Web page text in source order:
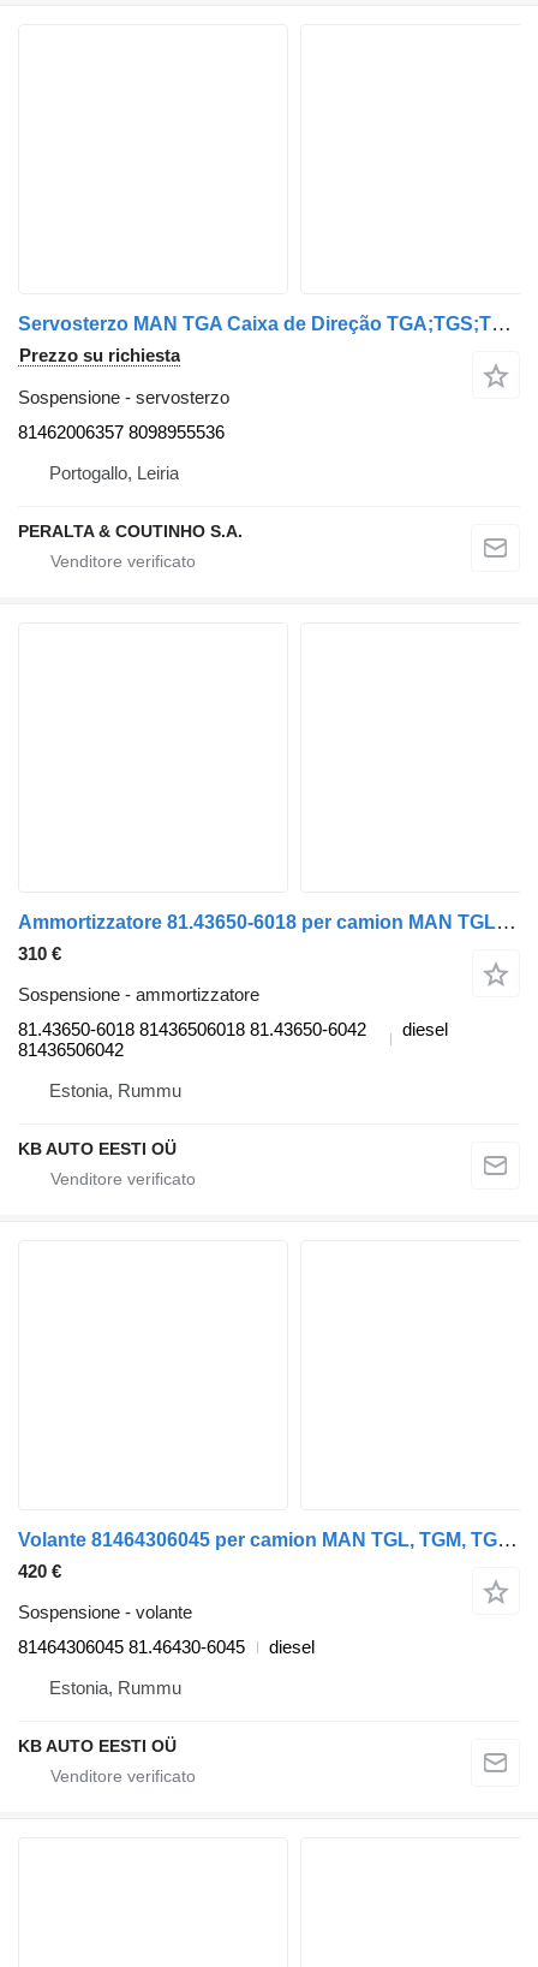
Servosterzo MAN TGA Caixa de Direção TGA;TGS;TGX 81462006357 per camion
Prezzo su richiesta
Sospensione - servosterzo
81462006357 8098955536
Portogallo, Leiria
PERALTA & COUTINHO S.A.
Ammortizzatore 81.43650-6018 per camion MAN TGL, TGM, TGS, TGX (2005-2021)
310 €
Sospensione - ammortizzatore
81.43650-6018 81436506018 81.43650-6042
81436506042
diesel
Estonia, Rummu
KB AUTO EESTI OÜ
Volante 81464306045 per camion MAN TGL, TGM, TGS, TGX (2005-2021)
420 €
Sospensione - volante
81464306045 81.46430-6045
diesel
Estonia, Rummu
KB AUTO EESTI OÜ